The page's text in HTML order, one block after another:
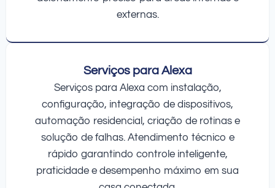
externas.
Serviços para Alexa
Serviços para Alexa com instalação,
configuração, integração de dispositivos,
automação residencial, criação de rotinas e
solução de falhas. Atendimento técnico e
rápido garantindo controle inteligente,
praticidade e desempenho máximo em sua